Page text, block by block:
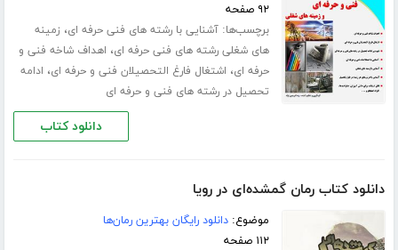
۹۲ صفحه
برچسب‌ها:آشنایی با رشته های فنی حرفه ای، زمینه
های شغلی رشته های فنی حرفه ای، اهداف شاخه فنی و
حرفه ای، اشتغال فارغ التحصیلان فنی و حرفه ای، ادامه
تحصیل در رشته های فنی و حرفه ای
دانلود کتاب
دانلود کتاب رمان گمشده‌ای در رویا
موضوع:دانلود رایگان بهترین رمان‌ها
۱۱۲ صفحه